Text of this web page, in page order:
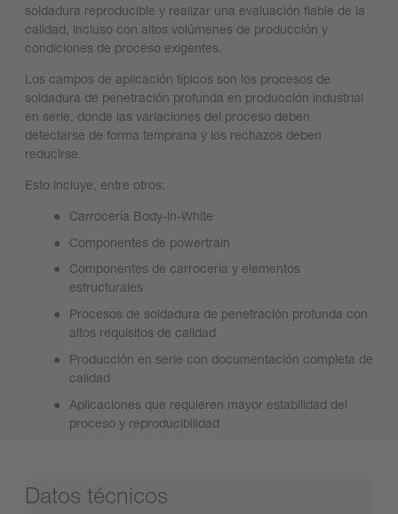
soldadura reproducible y realizar una evaluación fiable de la
calidad, incluso con altos volúmenes de producción y
condiciones de proceso exigentes.
Los campos de aplicación típicos son los procesos de
soldadura de penetración profunda en producción industrial
en serie, donde las variaciones del proceso deben
detectarse de forma temprana y los rechazos deben
reducirse.
Esto incluye, entre otros:
Carrocería Body-in-White
Componentes de powertrain
Componentes de carrocería y elementos
estructurales
Procesos de soldadura de penetración profunda con
altos requisitos de calidad
Producción en serie con documentación completa de
calidad
Aplicaciones que requieren mayor estabilidad del
proceso y reproducibilidad
Datos técnicos